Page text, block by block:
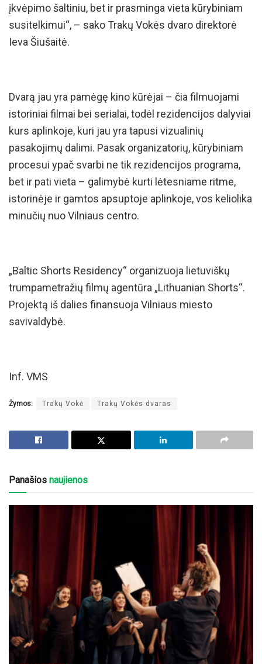
įkvėpimo šaltiniu, bet ir prasminga vieta kūrybiniam
susitelkimui“, – sako Trakų Vokės dvaro direktorė
Ieva Šiušaitė.
Dvarą jau yra pamėgę kino kūrėjai – čia filmuojami
istoriniai filmai bei serialai, todėl rezidencijos dalyviai
kurs aplinkoje, kuri jau yra tapusi vizualinių
pasakojimų dalimi. Pasak organizatorių, kūrybiniam
procesui ypač svarbi ne tik rezidencijos programa,
bet ir pati vieta – galimybė kurti lėtesniame ritme,
istorinėje ir gamtos apsuptoje aplinkoje, vos keliolika
minučių nuo Vilniaus centro.
„Baltic Shorts Residency“ organizuoja lietuviškų
trumpametražių filmų agentūra „Lithuanian Shorts“.
Projektą iš dalies finansuoja Vilniaus miesto
savivaldybė.
Inf. VMS
Žymos: Trakų Vokė Trakų Vokės dvaras
Panašios naujienos